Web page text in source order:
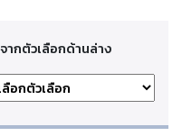
ากตัวเลือกด้านล่าง